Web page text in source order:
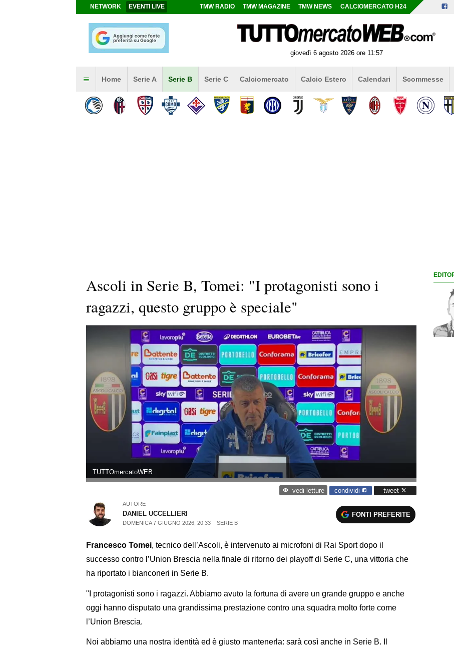
NETWORK EVENTI LIVE TMW RADIO TMW MAGAZINE TMW NEWS CALCIOMERCATO H24
giovedì 6 agosto 2026 ore 11:57
Home Serie A Serie B Serie C Calciomercato Calcio Estero Calendari Scommesse
Ascoli in Serie B, Tomei: "I protagonisti sono i
ragazzi, questo gruppo è speciale"
TUTTOmercatoWEB
vedi letture condividi tweet
AUTORE
DANIEL UCCELLIERI
DOMENICA 7 GIUGNO 2026, 20:33 SERIE B
FONTI PREFERITE
Francesco Tomei, tecnico dell’Ascoli, è intervenuto ai microfoni di Rai Sport dopo il
successo contro l’Union Brescia nella finale di ritorno dei playoff di Serie C, una vittoria che
ha riportato i bianconeri in Serie B.
"I protagonisti sono i ragazzi. Abbiamo avuto la fortuna di avere un grande gruppo e anche
oggi hanno disputato una grandissima prestazione contro una squadra molto forte come
l’Union Brescia.
Noi abbiamo una nostra identità ed è giusto mantenerla: sarà così anche in Serie B. Il